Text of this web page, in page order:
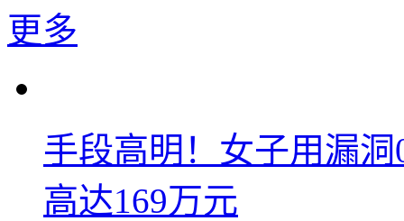
更多
手段高明！女子用漏
高达169万元